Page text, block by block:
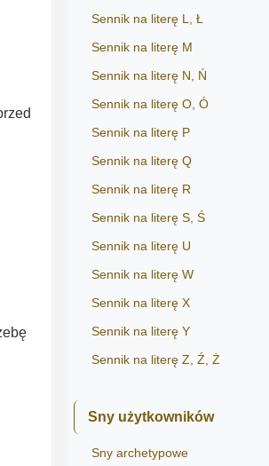
Sennik na literę L, Ł
Sennik na literę M
Sennik na literę N, Ń
Sennik na literę O, Ó
Sennik na literę P
Sennik na literę Q
Sennik na literę R
Sennik na literę S, Ś
Sennik na literę U
Sennik na literę W
Sennik na literę X
Sennik na literę Y
Sennik na literę Z, Ź, Ż
Sny użytkowników
Sny archetypowe